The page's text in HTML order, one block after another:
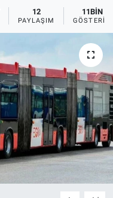
12
PAYLAŞIM
11BIN
GÖSTERIM